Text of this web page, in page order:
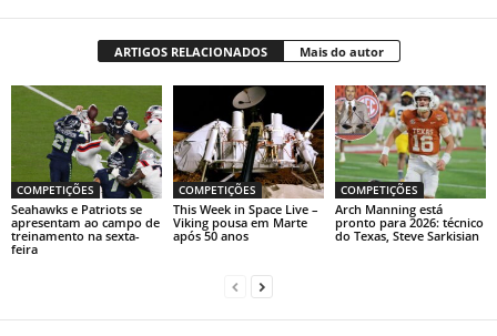
ARTIGOS RELACIONADOS Mais do autor
COMPETIÇÕES
Seahawks e Patriots se
apresentam ao campo de
treinamento na sexta-
feira
COMPETIÇÕES
This Week in Space Live –
Viking pousa em Marte
após 50 anos
COMPETIÇÕES
Arch Manning está
pronto para 2026: técnico
do Texas, Steve Sarkisian